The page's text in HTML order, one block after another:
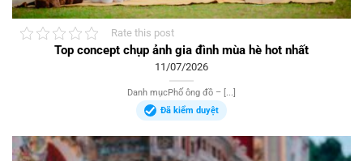
Rate this post
Top concept chụp ảnh gia đình mùa hè hot nhất
11/07/2026
Danh mụcPhố ông đồ – [...]
Đã kiểm duyệt